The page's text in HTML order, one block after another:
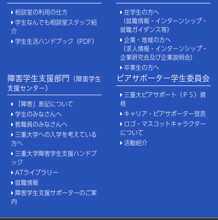
相談室の利用の仕方
学生なんでも相談室スタッフ紹
介
学生生活ハンドブック（PDF）
在学生の方へ
（就職情報・インターンシップ・
就職ガイダンス等）
企業・地域の方へ
（求人情報・インターンシップ・
企業研究会及び企業説明会）
卒業生の方へ
障害学生支援部門
（障害学生
支援センター）
「障害」表記について
学生のみなさんへ
教職員のみなさんへ
三重大学への入学を考えている
方へ
三重大学障害学生支援ハンドブ
ック
ATライブラリー
就職情報
障害学生支援サポーターのご案
内
ピアサポーター学生委員会
三重大ピアサポート（ＰＳ）資
格
キャリア・ピアサポーター宣言
ロゴ・マスコットキャラクター
について
活動紹介